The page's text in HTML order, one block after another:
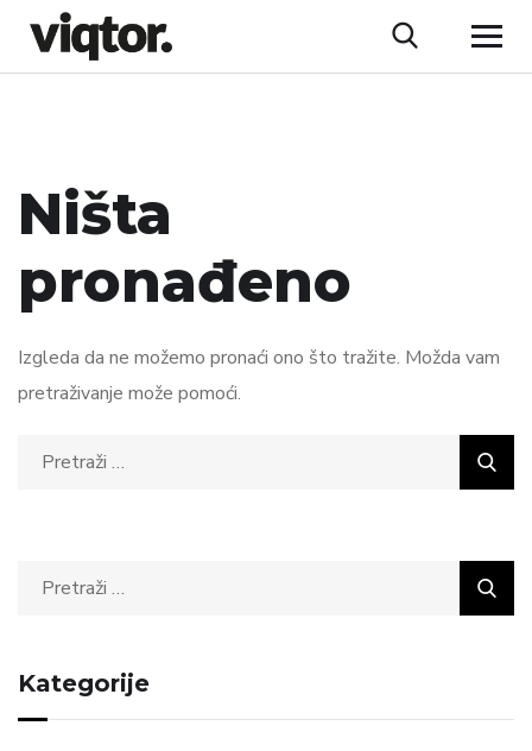
Ništa
pronađeno
Izgleda da ne možemo pronaći ono što tražite. Možda vam
pretraživanje može pomoći.
Kategorije